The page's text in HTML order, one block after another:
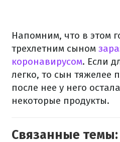
Напомним, что в этом
трехлетним сыном
коронавирусом. Если
легко, то сын тяжелее
после нее у него
некоторые продукты.
Связанные темы: